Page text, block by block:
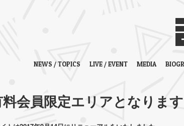
NEWS / TOPICS LIVE / EVENT MEDIA
料会員限定エリアとなります